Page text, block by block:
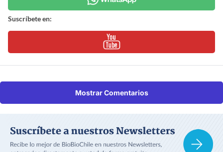
Suscríbete en:
Mostrar Comentarios